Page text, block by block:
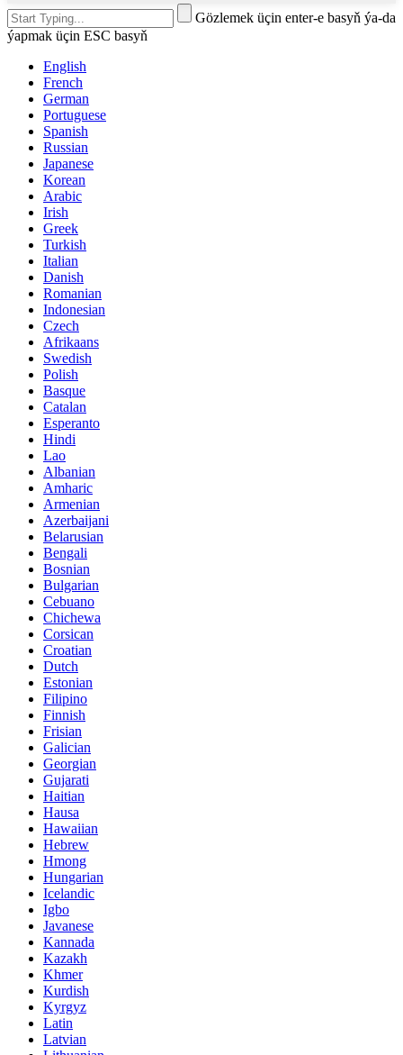
Gözlemek üçin enter-e basyň ýa-da
ýapmak üçin ESC basyň
English
French
German
Portuguese
Spanish
Russian
Japanese
Korean
Arabic
Irish
Greek
Turkish
Italian
Danish
Romanian
Indonesian
Czech
Afrikaans
Swedish
Polish
Basque
Catalan
Esperanto
Hindi
Lao
Albanian
Amharic
Armenian
Azerbaijani
Belarusian
Bengali
Bosnian
Bulgarian
Cebuano
Chichewa
Corsican
Croatian
Dutch
Estonian
Filipino
Finnish
Frisian
Galician
Georgian
Gujarati
Haitian
Hausa
Hawaiian
Hebrew
Hmong
Hungarian
Icelandic
Igbo
Javanese
Kannada
Kazakh
Khmer
Kurdish
Kyrgyz
Latin
Latvian